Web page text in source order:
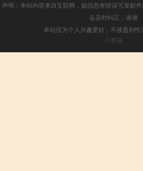
声明：本站内容来自互联网，如信息有错误可发邮
会及时纠正，谢谢
本站仅为个人兴趣爱好，不接盈利性
小男孩